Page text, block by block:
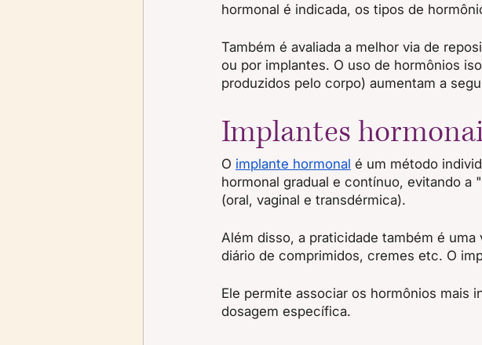
hormonal é indicada, os tipos de
Também é avaliada a melhor via de
ou por implantes. O uso de hormônios
produzidos pelo corpo) aumentam a
Implantes
O implante hormonal é um método
hormonal gradual e contínuo, evitando
(oral, vaginal e transdérmica).
Além disso, a praticidade também é
diário de comprimidos, cremes etc. O
Ele permite associar os hormônios mais
dosagem específica.